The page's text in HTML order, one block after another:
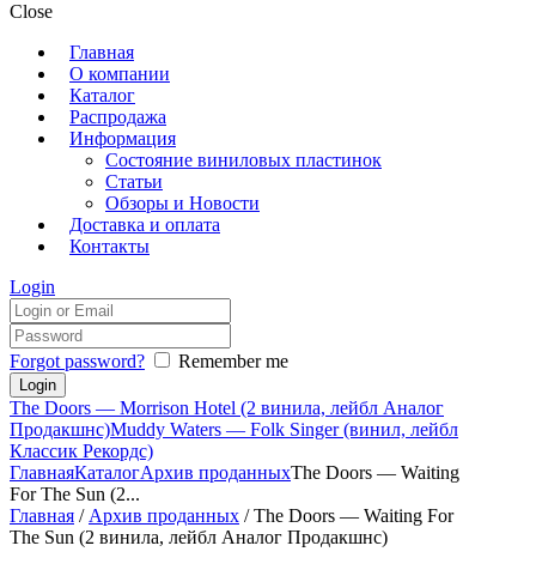
Close
Главная
О компании
Каталог
Распродажа
Информация
Состояние виниловых пластинок
Статьи
Обзоры и Новости
Доставка и оплата
Контакты
Login
Forgot password? Remember me
The Doors — Morrison Hotel (2 винила, лейбл Аналог
Продакшнс)Muddy Waters — Folk Singer (винил, лейбл
Классик Рекордс)
ГлавнаяКаталогАрхив проданныхThe Doors — Waiting
For The Sun (2...
Главная / Архив проданных / The Doors — Waiting For
The Sun (2 винила, лейбл Аналог Продакшнс)